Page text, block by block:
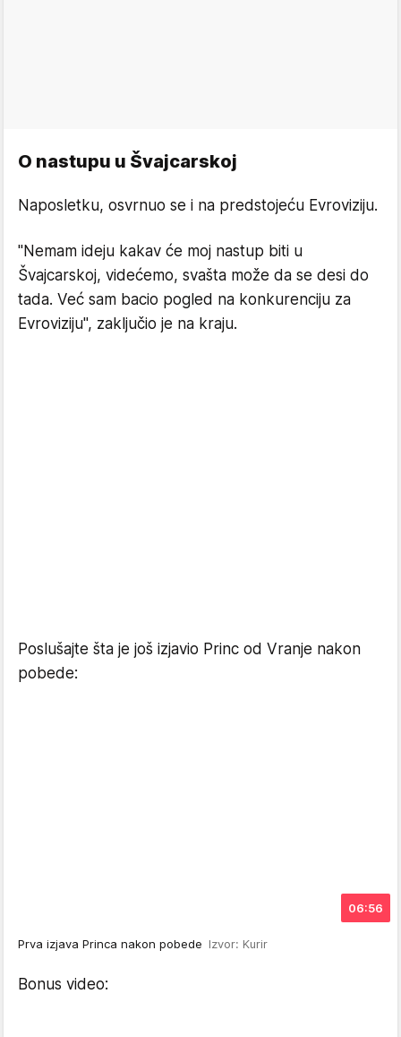
O nastupu u Švajcarskoj
Naposletku, osvrnuo se i na predstojeću Evroviziju.
"Nemam ideju kakav će moj nastup biti u
Švajcarskoj, videćemo, svašta može da se desi do
tada. Već sam bacio pogled na konkurenciju za
Evroviziju", zaključio je na kraju.
Poslušajte šta je još izjavio Princ od Vranje nakon
pobede:
06:56
Prva izjava Princa nakon pobede Izvor: Kurir
Bonus video: